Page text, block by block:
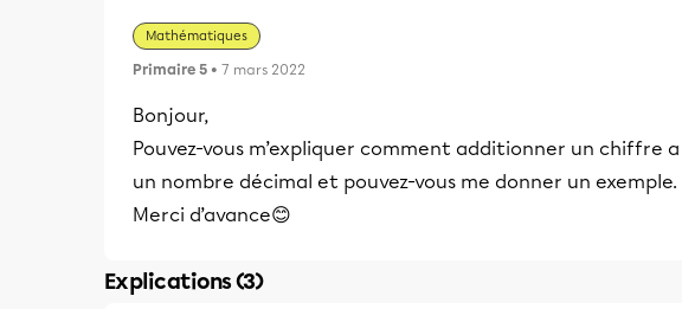
Mathématiques
Primaire 5 • 7 mars 2022
Bonjour,
Pouvez-vous m’expliquer comment additionner un chiffre a
un nombre décimal et pouvez-vous me donner un exemple.
Merci d’avance😊
Explications (3)